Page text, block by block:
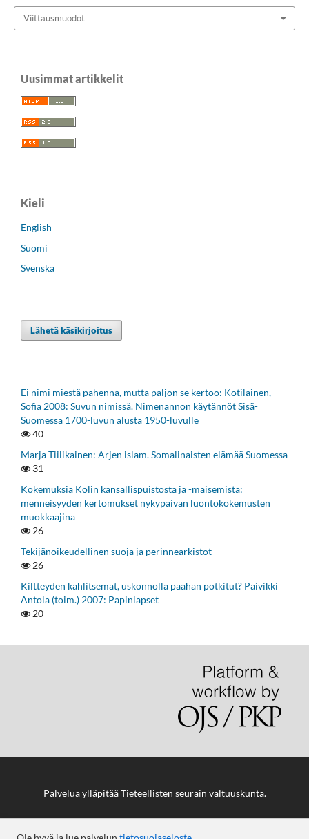
Viittausmuodot
Uusimmat artikkelit
Kieli
English
Suomi
Svenska
Lähetä käsikirjoitus
Ei nimi miestä pahenna, mutta paljon se kertoo: Kotilainen,
Sofia 2008: Suvun nimissä. Nimenannon käytännöt Sisä-
Suomessa 1700-luvun alusta 1950-luvulle
40
Marja Tiilikainen: Arjen islam. Somalinaisten elämää Suomessa
31
Kokemuksia Kolin kansallispuistosta ja -maisemista:
menneisyyden kertomukset nykypäivän luontokokemusten
muokkaajina
26
Tekijänoikeudellinen suoja ja perinnearkistot
26
Kiltteyden kahlitsemat, uskonnolla päähän potkitut? Päivikki
Antola (toim.) 2007: Papinlapset
20
Palvelua ylläpitääTieteellisten seurain valtuuskunta.